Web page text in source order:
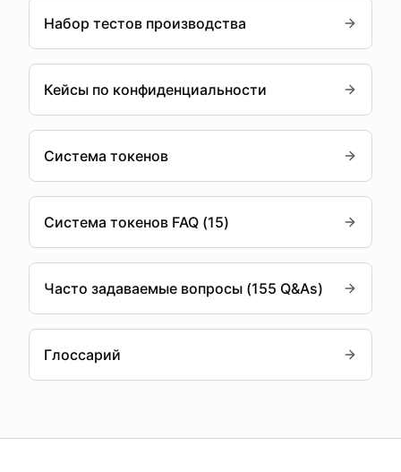
Набор тестов производства
Кейсы по конфиденциальности
Система токенов
Система токенов FAQ (15)
Часто задаваемые вопросы (155 Q&As)
Глоссарий